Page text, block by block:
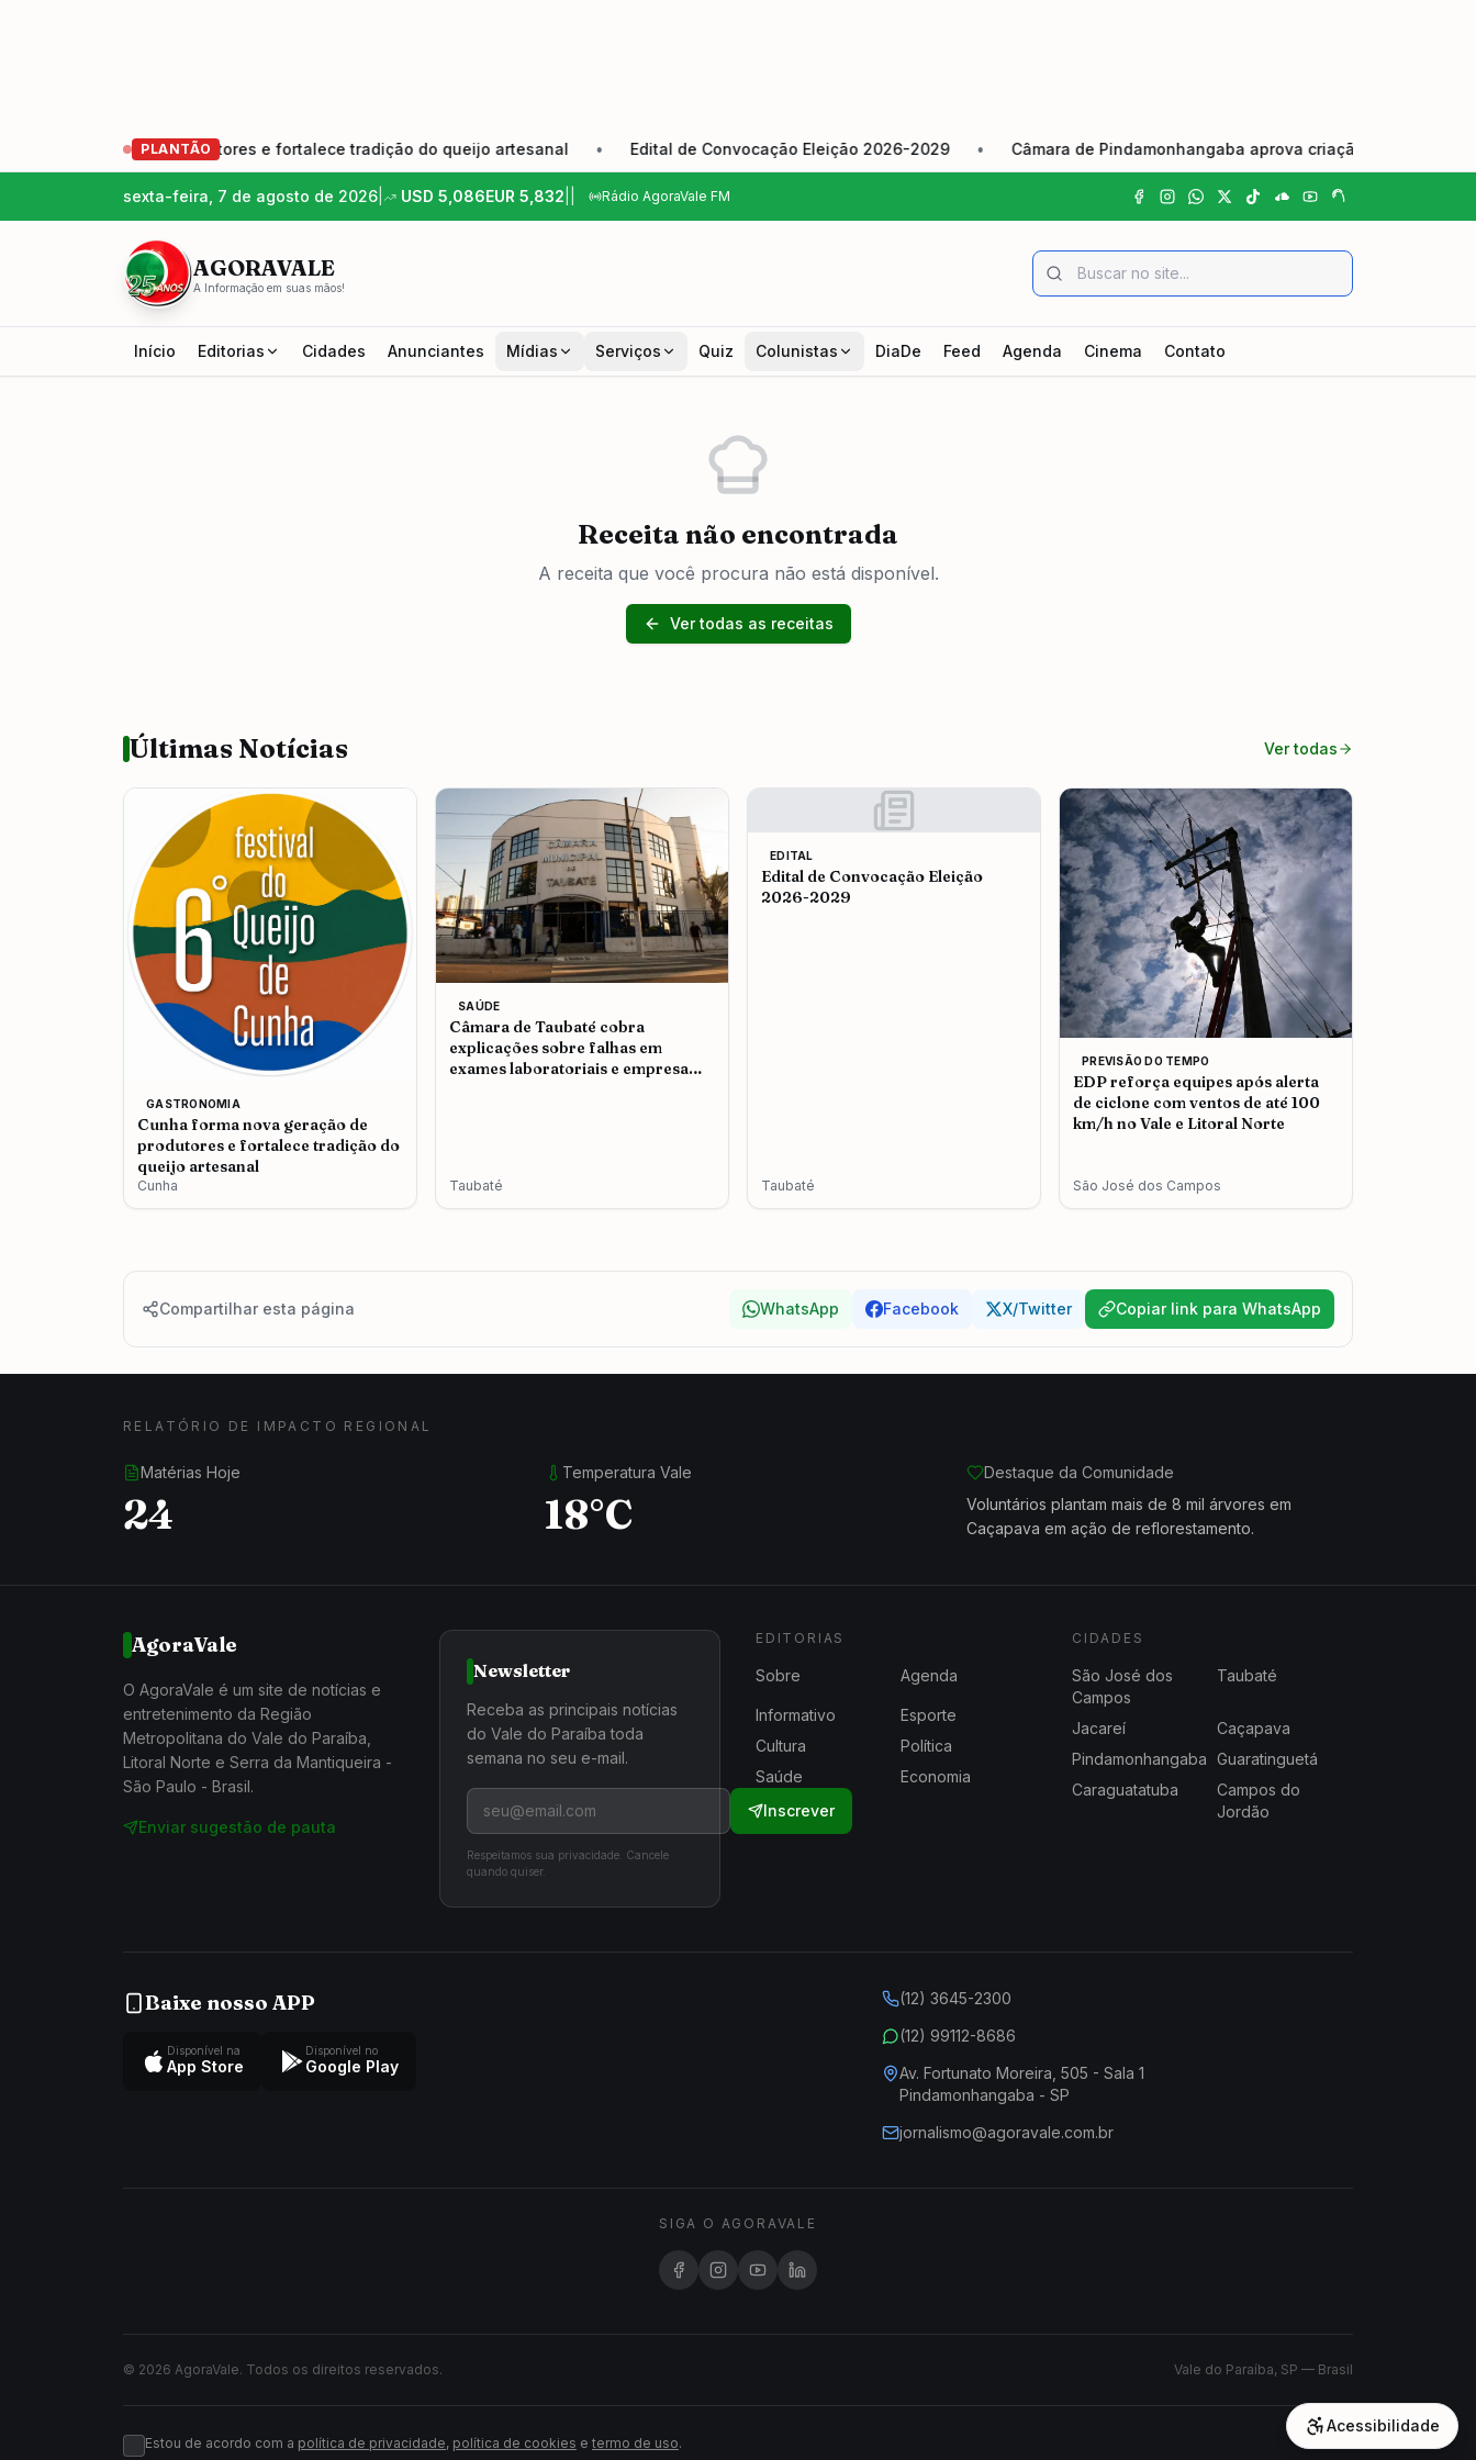
PLANTÃO
geração de produtores e fortalece tradição do queijo artesanal • Edital de Convocação Eleição 2026-2029 • Câmara de Pindamonhangaba aprova criação do Dia Municipal
sexta-feira, 7 de agosto de 2026 USD 5,086EUR 5,832 Rádio AgoraVale FM
AGORAVALE
A Informação em suas mãos!
Início Editorias Cidades Anunciantes Mídias Serviços Quiz Colunistas DiaDe Feed Agenda Cinema Contato
Receita não encontrada
A receita que você procura não está disponível.
Ver todas as receitas
Últimas Notícias Ver todas
GASTRONOMIA
Cunha forma nova geração de
produtores e fortalece tradição do
queijo artesanal
Cunha
SAÚDE
Câmara de Taubaté cobra
explicações sobre falhas em
exames laboratoriais e empresa
Taubaté
EDITAL
Edital de Convocação Eleição
2026-2029
Taubaté
PREVISÃO DO TEMPO
EDP reforça equipes após alerta
de ciclone com ventos de até 100
km/h no Vale e Litoral Norte
São José dos Campos
Compartilhar esta página WhatsApp Facebook X/Twitter Copiar link para WhatsApp
RELATÓRIO DE IMPACTO REGIONAL
Matérias Hoje
24
Temperatura Vale
18°C
Destaque da Comunidade
Voluntários plantam mais de 8 mil árvores em
Caçapava em ação de reflorestamento.
AgoraVale
O AgoraVale é um site de notícias e
entretenimento da Região
Metropolitana do Vale do Paraíba,
Litoral Norte e Serra da Mantiqueira -
São Paulo - Brasil.
Enviar sugestão de pauta
Newsletter
Receba as principais notícias
do Vale do Paraíba toda
semana no seu e-mail.
Inscrever
Respeitamos sua privacidade. Cancele
quando quiser.
EDITORIAS
Sobre Agenda
Informativo
Esporte
Cultura
Política
Saúde
Economia
CIDADES
São José dos
Campos
Taubaté
Jacareí
Caçapava
Pindamonhangaba Guaratinguetá
Caraguatatuba
Campos do
Jordão
Baixe nosso APP
Disponível na
App Store
Disponível no
Google Play
(12) 3645-2300
(12) 99112-8686
Av. Fortunato Moreira, 505 - Sala 1
Pindamonhangaba - SP
jornalismo@agoravale.com.br
SIGA O AGORAVALE
© 2026 AgoraVale. Todos os direitos reservados. Vale do Paraíba, SP — Brasil
Estou de acordo com a política de privacidade, política de cookies e termo de uso.
Acessibilidade